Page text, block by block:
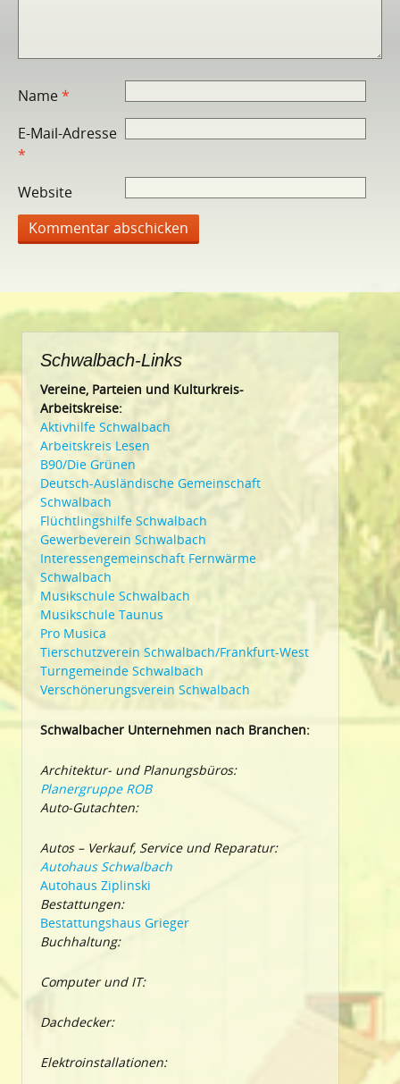
Name*
E-Mail-Adresse
*
Website
Schwalbach-Links
Vereine, Parteien und Kulturkreis-
Arbeitskreise:
Aktivhilfe Schwalbach
Arbeitskreis Lesen
B90/Die Grünen
Deutsch-Ausländische Gemeinschaft
Schwalbach
Flüchtlingshilfe Schwalbach
Gewerbeverein Schwalbach
Interessengemeinschaft Fernwärme
Schwalbach
Musikschule Schwalbach
Musikschule Taunus
Pro Musica
Tierschutzverein Schwalbach/Frankfurt-West
Turngemeinde Schwalbach
Verschönerungsverein Schwalbach
Schwalbacher Unternehmen nach Branchen:
Architektur- und Planungsbüros:
Planergruppe ROB
Auto-Gutachten:
Autos – Verkauf, Service und Reparatur:
Autohaus Schwalbach
Autohaus Ziplinski
Bestattungen:
Bestattungshaus Grieger
Buchhaltung:
Computer und IT:
Dachdecker:
Elektroinstallationen: